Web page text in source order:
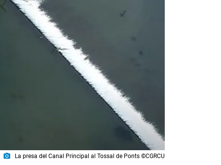
photo_camera La presa del Canal Principal al Tossal de Ponts ©CGRCU